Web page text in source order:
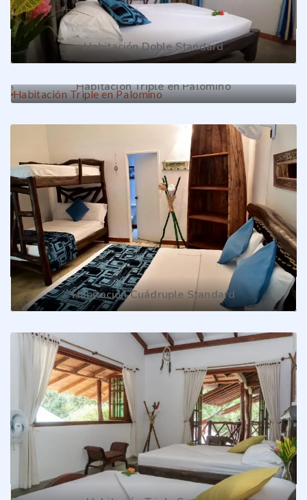
Habitación Doble Standard
Habitación Triple en Palomino
Habitación Cuádruple Standard